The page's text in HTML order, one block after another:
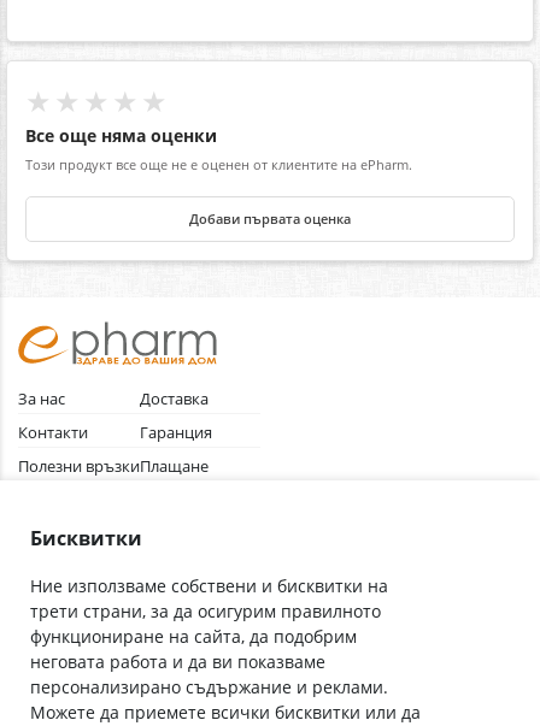
★★★★★
Все още няма оценки
Този продукт все още не е оценен от клиентите на ePharm.
Добави първата оценка
За нас
Контакти
Полезни връзки
Общи условия
Доставка
Гаранция
Плащане
Абонирай се за нашия бюлетин
С абонамента се съгласявам сПолитиката за лични данни.
Бисквитки
Ние използваме собствени и бисквитки на
трети страни, за да осигурим правилното
функциониране на сайта, да подобрим
неговата работа и да ви показваме
персонализирано съдържание и реклами.
Можете да приемете всички бисквитки или да